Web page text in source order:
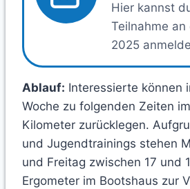
Hier kannst
Teilnahme an
2025
Ablauf: Interessierte können
Woche zu folgenden Zeiten
Kilometer zurücklegen.
und Jugendtrainings stehen
und Freitag zwischen 17 und
Ergometer im Bootshaus zur